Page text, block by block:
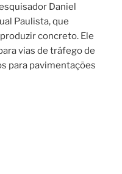
Daniel
Paulista, que
concreto. Ele
vias de tráfego de
para pavimentações